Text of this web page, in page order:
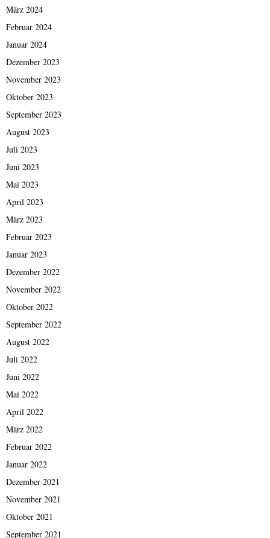
März 2024
Februar 2024
Januar 2024
Dezember 2023
November 2023
Oktober 2023
September 2023
August 2023
Juli 2023
Juni 2023
Mai 2023
April 2023
März 2023
Februar 2023
Januar 2023
Dezember 2022
November 2022
Oktober 2022
September 2022
August 2022
Juli 2022
Juni 2022
Mai 2022
April 2022
März 2022
Februar 2022
Januar 2022
Dezember 2021
November 2021
Oktober 2021
September 2021